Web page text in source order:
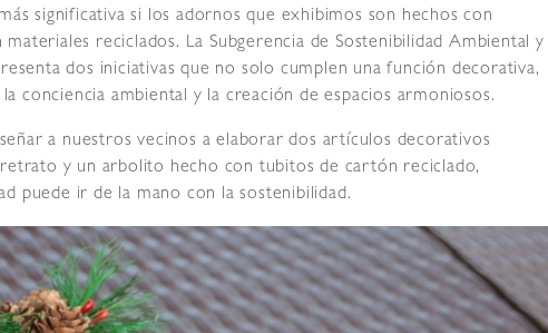
significativa si los adornos que exhibimos son hechos con
reciclados. La Subgerencia de Sostenibilidad Ambiental y
dos iniciativas que no solo cumplen una función decorativa,
conciencia ambiental y la creación de espacios armoniosos.
a nuestros vecinos a elaborar dos artículos decorativos
y un arbolito hecho con tubitos de cartón reciclado,
puede ir de la mano con la sostenibilidad.